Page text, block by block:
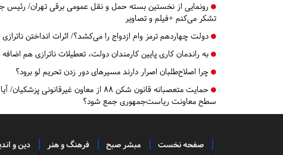
رونمایی از نخستین بسته حمل و نقل عمومی برقی تهران/ رئیس
تشکر می‌کنم +فیلم و تصاویر
دولت چهاردهم ترمز وام ازدواج را می‌کشد؟/ اثرات انداختن
به راندمان کاری پایین کارمندان دولت، تعطیلات ناترازی هم
چرا اصلاح‌طلبان اصرار دارند مسیرهای دور زدن تحریم لو برود؟
حمایت متعصبانه قانون شکن ۸۸ از
سطح معاونت ریاست‌جمهوری جمع شود؟
صفحه نخست مبشر صبح فرهنگ و هنر دین و